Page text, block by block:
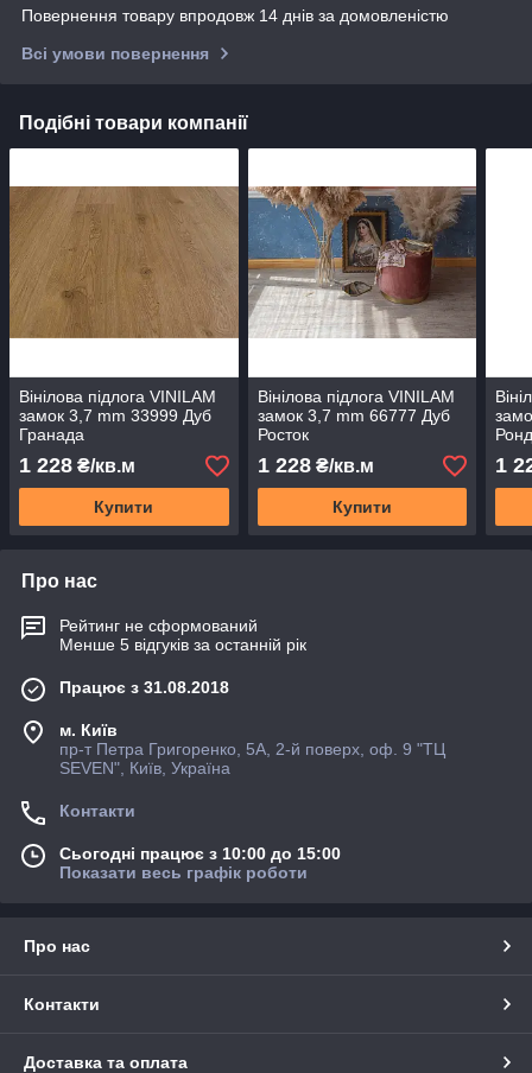
Повернення товару впродовж 14 днів за домовленістю
Всі умови повернення
Подібні товари компанії
Вінілова підлога VINILAM
замок 3,7 mm 33999 Дуб
Гранада
1 228 ₴/кв.м
Купити
Вінілова підлога VINILAM
замок 3,7 mm 66777 Дуб
Росток
1 228₴/кв.м
Купити
1
Про нас
Рейтинг не сформований
Менше 5 відгуків за останній рік
Працює з 31.08.2018
м. Київ
пр-т Петра Григоренко, 5А, 2-й поверх, оф. 9 "ТЦ
SEVEN", Київ, Україна
Контакти
Сьогодні працює з 10:00 до 15:00
Показати весь графік роботи
Про нас
Контакти
Доставка та оплата